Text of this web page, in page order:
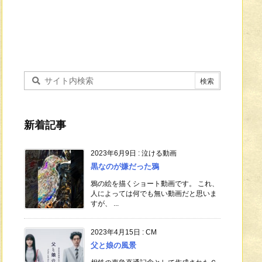
新着記事
2023年6月9日 : 泣ける動画
黒なのが嫌だった鴉
鴉の絵を描くショート動画です。 これ、
人によっては何でも無い動画だと思いま
すが、 ...
2023年4月15日 : CM
父と娘の風景